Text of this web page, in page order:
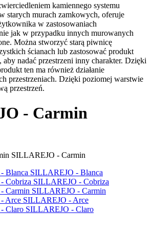
kamiennego systemu
starych murach zamkowych, oferuje
w zastosowaniach
jak w przypadku innych murowanych
Można stworzyć starą piwnicę
ścianach lub zastosować produkt
aby nadać przestrzeni inny charakter. Dzięki
ten ma również działanie
przestrzeniach. Dzięki poziomej warstwie
przestrzeń.
- Carmin
SILLAREJO - Carmin
SILLAREJO - Blanca
SILLAREJO - Cobriza
SILLAREJO - Carmin
SILLAREJO - Arce
SILLAREJO - Claro